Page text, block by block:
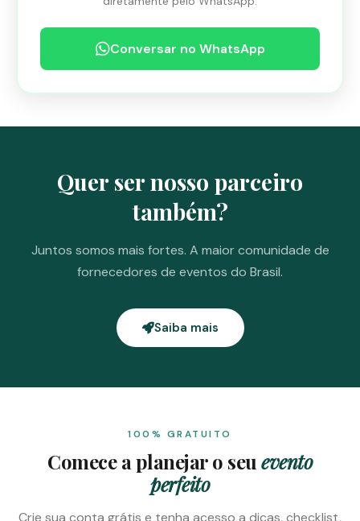
Conversar no WhatsApp
Quer ser nosso parceiro
também?
Juntos somos mais fortes. A maior comunidade de
fornecedores de eventos do Brasil.
Saiba mais
100% GRATUITO
Comece a planejar o seu evento
perfeito
Crie sua conta grátis e tenha acesso a dicas, checklist,